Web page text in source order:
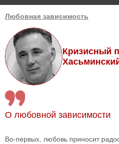
Любовная зависимость
Кризисный
О любовной зависимости
Во-первых, любовь приносит